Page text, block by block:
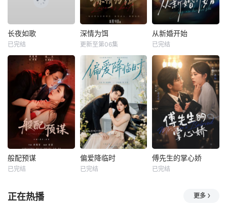
长夜如歌
已完结
深情为饵
更新至第06集
从新婚开始
已完结
般配预谋
已完结
偏爱降临时
已完结
傅先生的掌心娇
已完结
正在热播 更多